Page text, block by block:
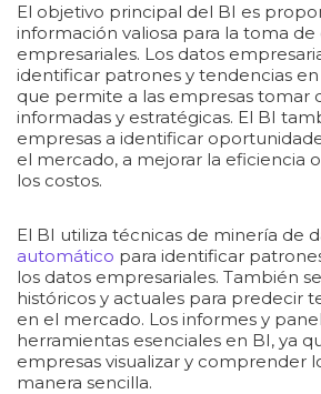
El objetivo principal del BI es
información valiosa para la toma de
empresariales. Los datos
identificar patrones y tendencias
que permite a las empresas tomar
informadas y estratégicas. El BI
empresas a identificar
el mercado, a mejorar la eficiencia
los costos.
El BI utiliza técnicas de minería de
automático para identificar
los datos empresariales. También
históricos y actuales para predecir
en el mercado. Los informes y
herramientas esenciales en BI, ya
empresas visualizar y comprender
manera sencilla.